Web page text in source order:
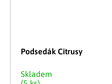
Podsedák Citrusy
Skladem